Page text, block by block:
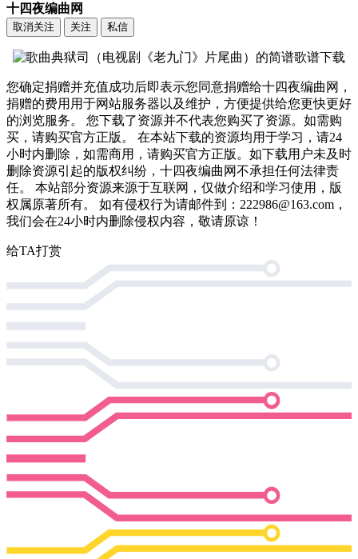
十四夜编曲网
取消关注 关注 私信
您确定捐赠并充值成功后即表示您同意捐赠给十四夜编曲网，
捐赠的费用用于网站服务器以及维护，方便提供给您更快更好
的浏览服务。 您下载了资源并不代表您购买了资源。如需购
买，请购买官方正版。 在本站下载的资源均用于学习，请24
小时内删除，如需商用，请购买官方正版。如下载用户未及时
删除资源引起的版权纠纷，十四夜编曲网不承担任何法律责
任。 本站部分资源来源于互联网，仅做介绍和学习使用，版
权属原著所有。 如有侵权行为请邮件到：222986@163.com，
我们会在24小时内删除侵权内容，敬请原谅！
给TA打赏